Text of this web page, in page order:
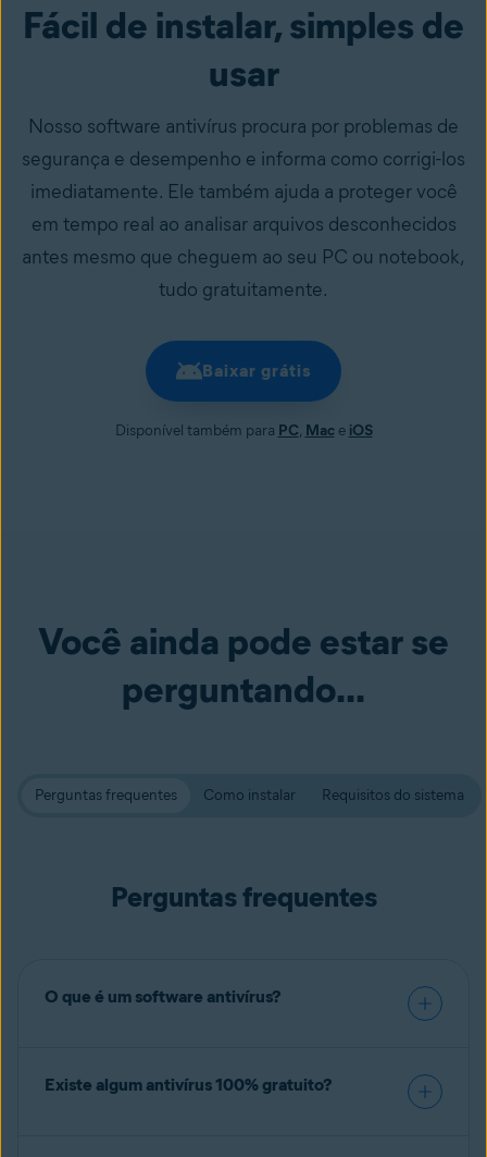
Fácil de instalar, simples de
usar
Nosso software antivírus procura por problemas de
segurança e desempenho e informa como corrigi-los
imediatamente. Ele também ajuda a proteger você
em tempo real ao analisar arquivos desconhecidos
antes mesmo que cheguem ao seu PC ou notebook,
tudo gratuitamente.
Baixar grátis
Disponível também para PC, Mace iOS
Você ainda pode estar se
perguntando...
Perguntas frequentes Como instalar Requisitos do sistema
Perguntas frequentes
O que é um software antivírus?
Existe algum antivírus 100% gratuito?